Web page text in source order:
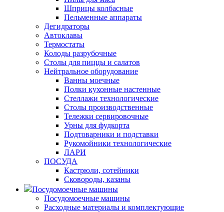
Шприцы колбасные
Пельменные аппараты
Дегидраторы
Автоклавы
Термостаты
Колоды разрубочные
Столы для пиццы и салатов
Нейтральное оборудование
Ванны моечные
Полки кухонные настенные
Стеллажи технологические
Столы производственные
Тележки сервировочные
Урны для фудкорта
Подтоварники и подставки
Рукомойники технологические
ЛАРИ
ПОСУДА
Кастрюли, сотейники
Сковороды, казаны
Посудомоечные машины
Посудомоечные машины
Расходные материалы и комплектующие